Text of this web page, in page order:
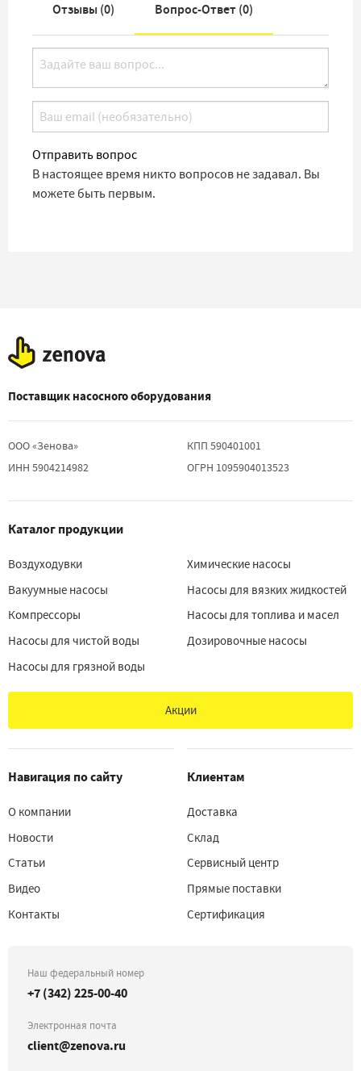
Отзывы (0) Вопрос-Ответ (0)
Отправить вопрос
В настоящее время никто вопросов не задавал. Вы
можете быть первым.
Поставщик насосного оборудования
ООО «Зенова»
ИНН 5904214982
КПП 590401001
ОГРН 1095904013523
Каталог продукции
Воздуходувки
Вакуумные насосы
Компрессоры
Насосы для чистой воды
Насосы для грязной воды
Химические насосы
Насосы для вязких жидкостей
Насосы для топлива и масел
Дозировочные насосы
Акции
Навигация по сайту
О компании
Новости
Статьи
Видео
Контакты
Клиентам
Доставка
Склад
Сервисный центр
Прямые поставки
Сертификация
Наш федеральный номер
+7 (342) 225-00-40
Электронная почта
client@zenova.ru